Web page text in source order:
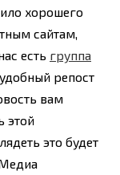
хорошего
сайтам,
есть группа
репост
вам
этой
это будет